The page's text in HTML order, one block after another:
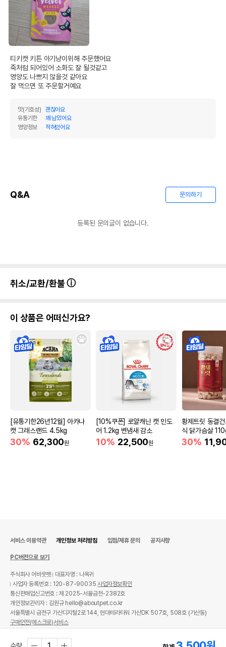
품명 및 모델명
법에 의한 인증,허가 등을
받았음을 확인할수 있는
경우 그에 대한 사항
제조국 또는 원산지 태국
제조자,수입품의 경우
수입자를 함께 표기
AS책임자와 전화번호
또는 소비자상담 관련
전화번호
티키캣 키튼 아기냥이위해 주문했어요
죽처럼 되어있어 소화도 잘 될것같고
영양도 나쁘지 않을것 같아요
잘 먹으면 또 주문할거예요
맛(기호성)
괜찮아요
유통기한
꽤 남았어요
영양정보
적혀있어요
Q&A 문의하기
등록된 문의글이 없습니다.
취소/교환/환불
이 상품은 어떠신가요?
[유통기한26년12월] 아카나
캣 그래스랜드 4.5kg
30% 62,300원
[10%쿠폰] 로얄캐닌 캣 인도
어 1.2kg 변냄새 감소
10% 22,500원
황제트릿 동결
식 닭가슴살
30%
서비스 이용약관 개인정보 처리방침 입점/제휴 문의 공지사항
PC버전으로 보기
주식회사 어바웃펫
대표자명 : 나옥귀
사업자 등록번호 : 120-87-90035사업자정보확인
통신판매업신고번호 : 제 2025-서울금천-2382호
개인정보관리자 : 김원규 hello@aboutpet.co.kr
서울특별시 금천구 가산디지털2로 144, 현대테라타워 가산DK 507호, 508호 (가산동)
구매안전(에스크로)서비스